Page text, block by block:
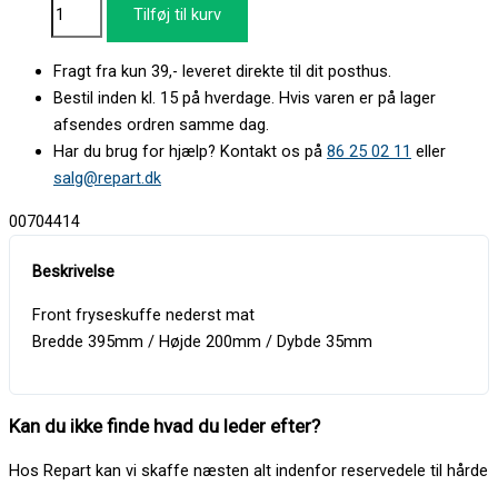
Tilføj til kurv
Fragt fra kun 39,- leveret direkte til dit posthus.
Bestil inden kl. 15 på hverdage. Hvis varen er på lager
afsendes ordren samme dag.
Har du brug for hjælp? Kontakt os på 86 25 02 11 eller
salg@repart.dk
00704414
Front fryseskuffe nederst mat
Bredde 395mm / Højde 200mm / Dybde 35mm
Kan du ikke finde hvad du leder efter?
Hos Repart kan vi skaffe næsten alt indenfor reservedele til hårde